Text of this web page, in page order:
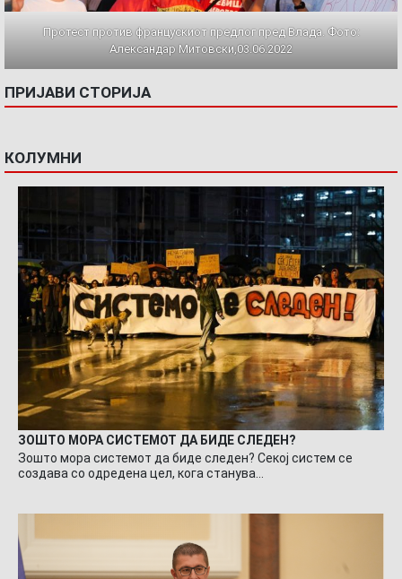
Протест против францускиот предлог пред Влада. Фото:
Александар Митовски,03.06.2022
ПРИЈАВИ СТОРИЈА
КОЛУМНИ
ЗОШТО МОРА СИСТЕМОТ ДА БИДЕ СЛЕДЕН?
Зошто мора системот да биде следен? Секој систем се
создава со одредена цел, кога станува…